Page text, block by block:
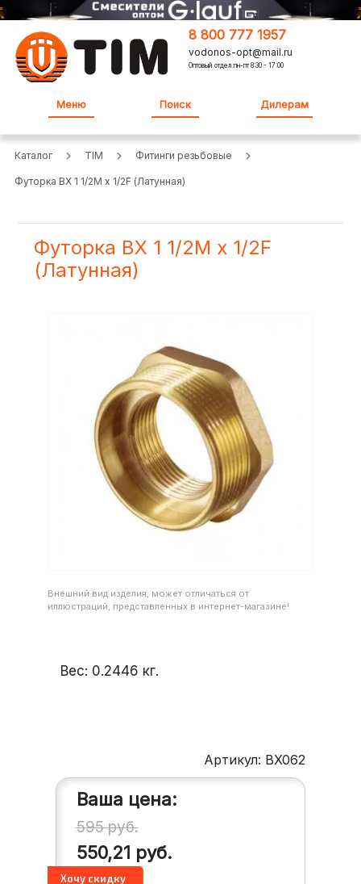
8 800 777 1957
vodonos-opt@mail.ru
Оптовый отдел:пн-пт 8:30 - 17:00
Меню Поиск Дилерам
Каталог TIM Фитинги резьбовые
Футорка BX 1 1/2M x 1/2F (Латунная)
Футорка BX 1 1/2M x 1/2F
(Латунная)
Внешний вид изделия, может отличаться от
иллюстраций, представленных в интернет-магазине!
Вес: 0.2446 кг.
Артикул: BX062
Ваша цена:
595руб.
550,21 руб.